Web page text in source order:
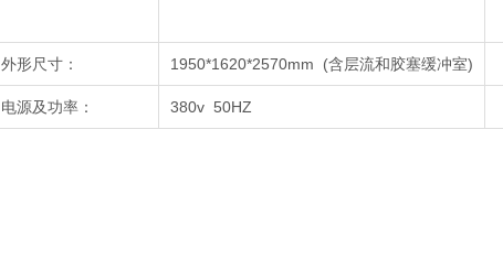
外形尺寸： 1950*1620*2570mm (含层流和胶塞缓冲室)
电源及功率： 380v 50HZ